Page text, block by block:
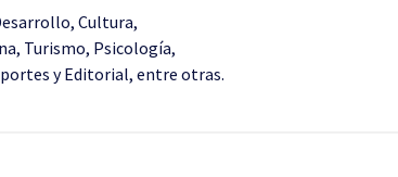
Cultura,
Turismo, Psicología,
y Editorial, entre otras.